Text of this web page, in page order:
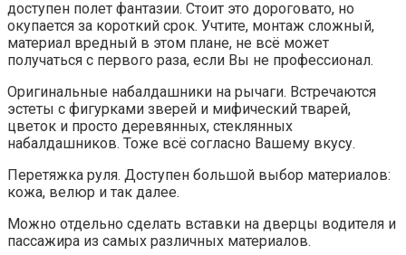
доступен полет фантазии. Стоит это дороговато, но
окупается за короткий срок. Учтите, монтаж сложный,
материал вредный в этом плане, не всё может
получаться с первого раза, если Вы не профессионал.
Оригинальные набалдашники на рычаги. Встречаются
эстеты с фигурками зверей и мифический тварей,
цветок и просто деревянных, стеклянных
набалдашников. Тоже всё согласно Вашему вкусу.
Перетяжка руля. Доступен большой выбор материалов:
кожа, велюр и так далее.
Можно отдельно сделать вставки на дверцы водителя и
пассажира из самых различных материалов.